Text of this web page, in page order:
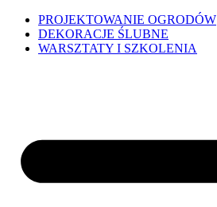
PROJEKTOWANIE OGRODÓW
DEKORACJE ŚLUBNE
WARSZTATY I SZKOLENIA